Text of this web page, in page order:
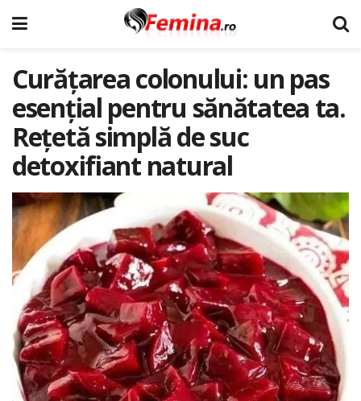
Curățarea colonului: un pas
esențial pentru sănătatea ta.
Rețetă simplă de suc
detoxifiant natural